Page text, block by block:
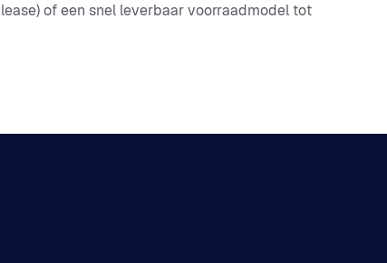
of een snel leverbaar voorraadmodel tot